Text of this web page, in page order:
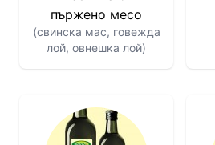
пържено месо
(свинска мас, говежда
лой, овнешка лой)